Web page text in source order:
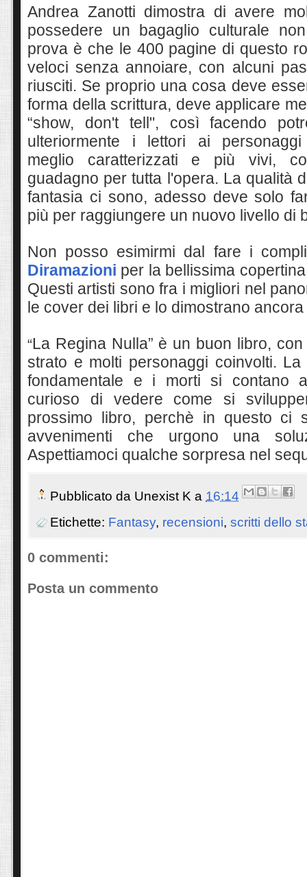
Andrea Zanotti dimostra di avere
possedere un bagaglio culturale
prova è che le 400 pagine di questo
veloci senza annoiare, con alcuni
riusciti. Se proprio una cosa deve
forma della scrittura, deve applicare
“show, don't tell", così facendo
ulteriormente i lettori ai
meglio caratterizzati e più vivi,
guadagno per tutta l'opera. La qualità
fantasia ci sono, adesso deve solo
più per raggiungere un nuovo livello di
Non posso esimirmi dal fare i
Diramazioni per la bellissima
Questi artisti sono fra i migliori nel
le cover dei libri e lo dimostrano
“La Regina Nulla” è un buon libro,
strato e molti personaggi coinvolti. La
fondamentale e i morti si contano
curioso di vedere come si
prossimo libro, perchè in questo ci
avvenimenti che urgono una
Aspettiamoci qualche sorpresa nel
Pubblicato da Unexist K a 16:14
Etichette: Fantasy, recensioni, scritti dello
0 commenti:
Posta un commento